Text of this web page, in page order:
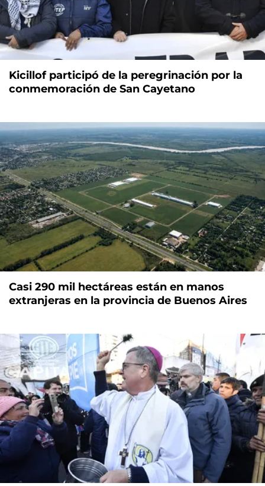
Kicillof participó de la peregrinación por la
conmemoración de San Cayetano
Casi 290 mil hectáreas están en manos
extranjeras en la provincia de Buenos Aires